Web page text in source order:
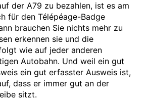
der A79 zu bezahlen, ist es am
für den Télépéage-Badge
brauchen Sie nichts mehr zu
erkennen sie und die
wie auf jeder anderen
Autobahn. Und weil ein gut
ein gut erfasster Ausweis ist,
dass er immer gut an der
sitzt.